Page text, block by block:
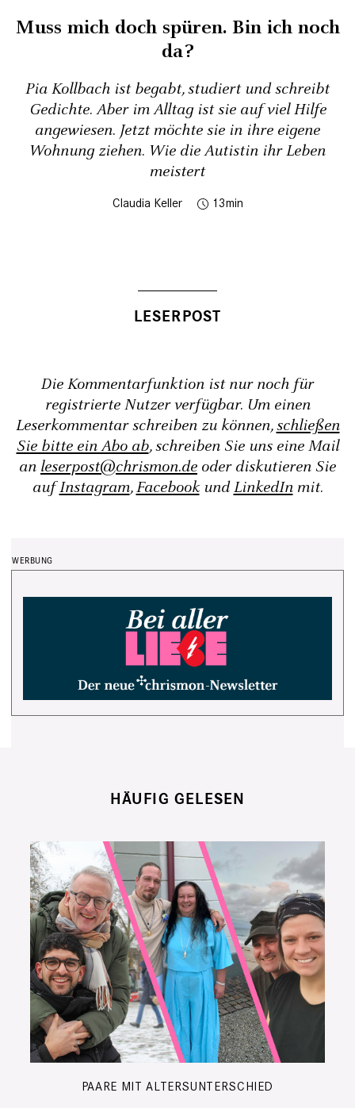
Muss mich doch spüren. Bin ich noch
da?
Pia Kollbach ist begabt, studiert und schreibt
Gedichte. Aber im Alltag ist sie auf viel Hilfe
angewiesen. Jetzt möchte sie in ihre eigene
Wohnung ziehen. Wie die Autistin ihr Leben
meistert
Claudia Keller 13
Die Kommentarfunktion ist nur noch für
registrierte Nutzer verfügbar. Um einen
Leserkommentar schreiben zu können,schließen
Sie bitte ein Abo ab, schreiben Sie uns eine Mail
an leserpost@chrismon.de oder diskutieren Sie
aufInstagram,FacebookundLinkedInmit.
HÄUFIG GELESEN
PAARE MIT ALTERSUNTERSCHIED